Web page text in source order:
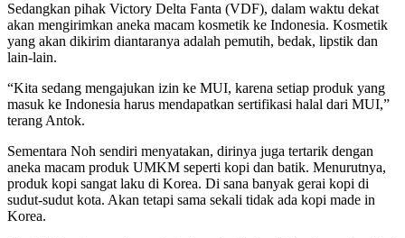
Sedangkan pihak Victory Delta Fanta (VDF), dalam waktu dekat
akan mengirimkan aneka macam kosmetik ke Indonesia. Kosmetik
yang akan dikirim diantaranya adalah pemutih, bedak, lipstik dan
lain-lain.
“Kita sedang mengajukan izin ke MUI, karena setiap produk yang
masuk ke Indonesia harus mendapatkan sertifikasi halal dari MUI,”
terang Antok.
Sementara Noh sendiri menyatakan, dirinya juga tertarik dengan
aneka macam produk UMKM seperti kopi dan batik. Menurutnya,
produk kopi sangat laku di Korea. Di sana banyak gerai kopi di
sudut-sudut kota. Akan tetapi sama sekali tidak ada kopi made in
Korea.